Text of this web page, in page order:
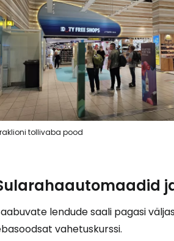
tollivaba pood
lendude saali pagasi
vahetuskurssi.